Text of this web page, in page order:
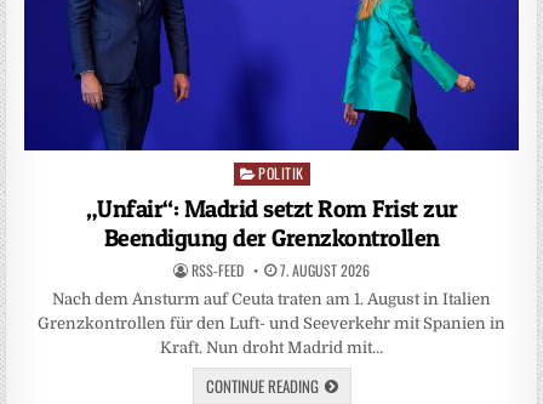
Posted
in
POLITIK
„Unfair“: Madrid setzt Rom Frist zur
Beendigung der Grenzkontrollen
RSS-FEED 7. AUGUST 2026
Nach dem Ansturm auf Ceuta traten am 1. August in Italien
Grenzkontrollen für den Luft- und Seeverkehr mit Spanien in
Kraft. Nun droht Madrid mit…
CONTINUE READING